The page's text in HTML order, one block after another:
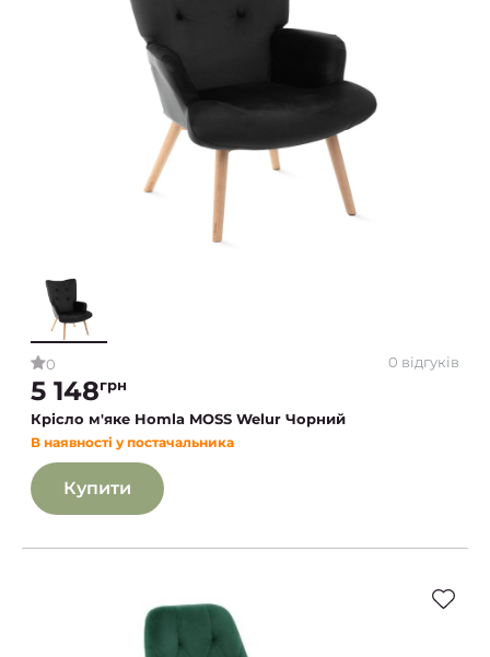
0 0 відгуків
5 148грн
Крісло м'яке Homla MOSS Welur Чорний
В наявності у постачальника
Купити